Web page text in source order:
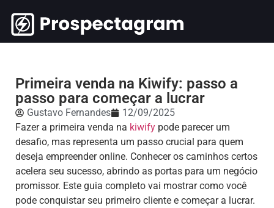
Primeira venda na Kiwify: passo a
passo para começar a lucrar
Gustavo Fernandes
12/09/2025
Fazer a primeira venda na kiwify pode parecer um
desafio, mas representa um passo crucial para quem
deseja empreender online. Conhecer os caminhos certos
acelera seu sucesso, abrindo as portas para um negócio
promissor. Este guia completo vai mostrar como você
pode conquistar seu primeiro cliente e começar a lucrar.